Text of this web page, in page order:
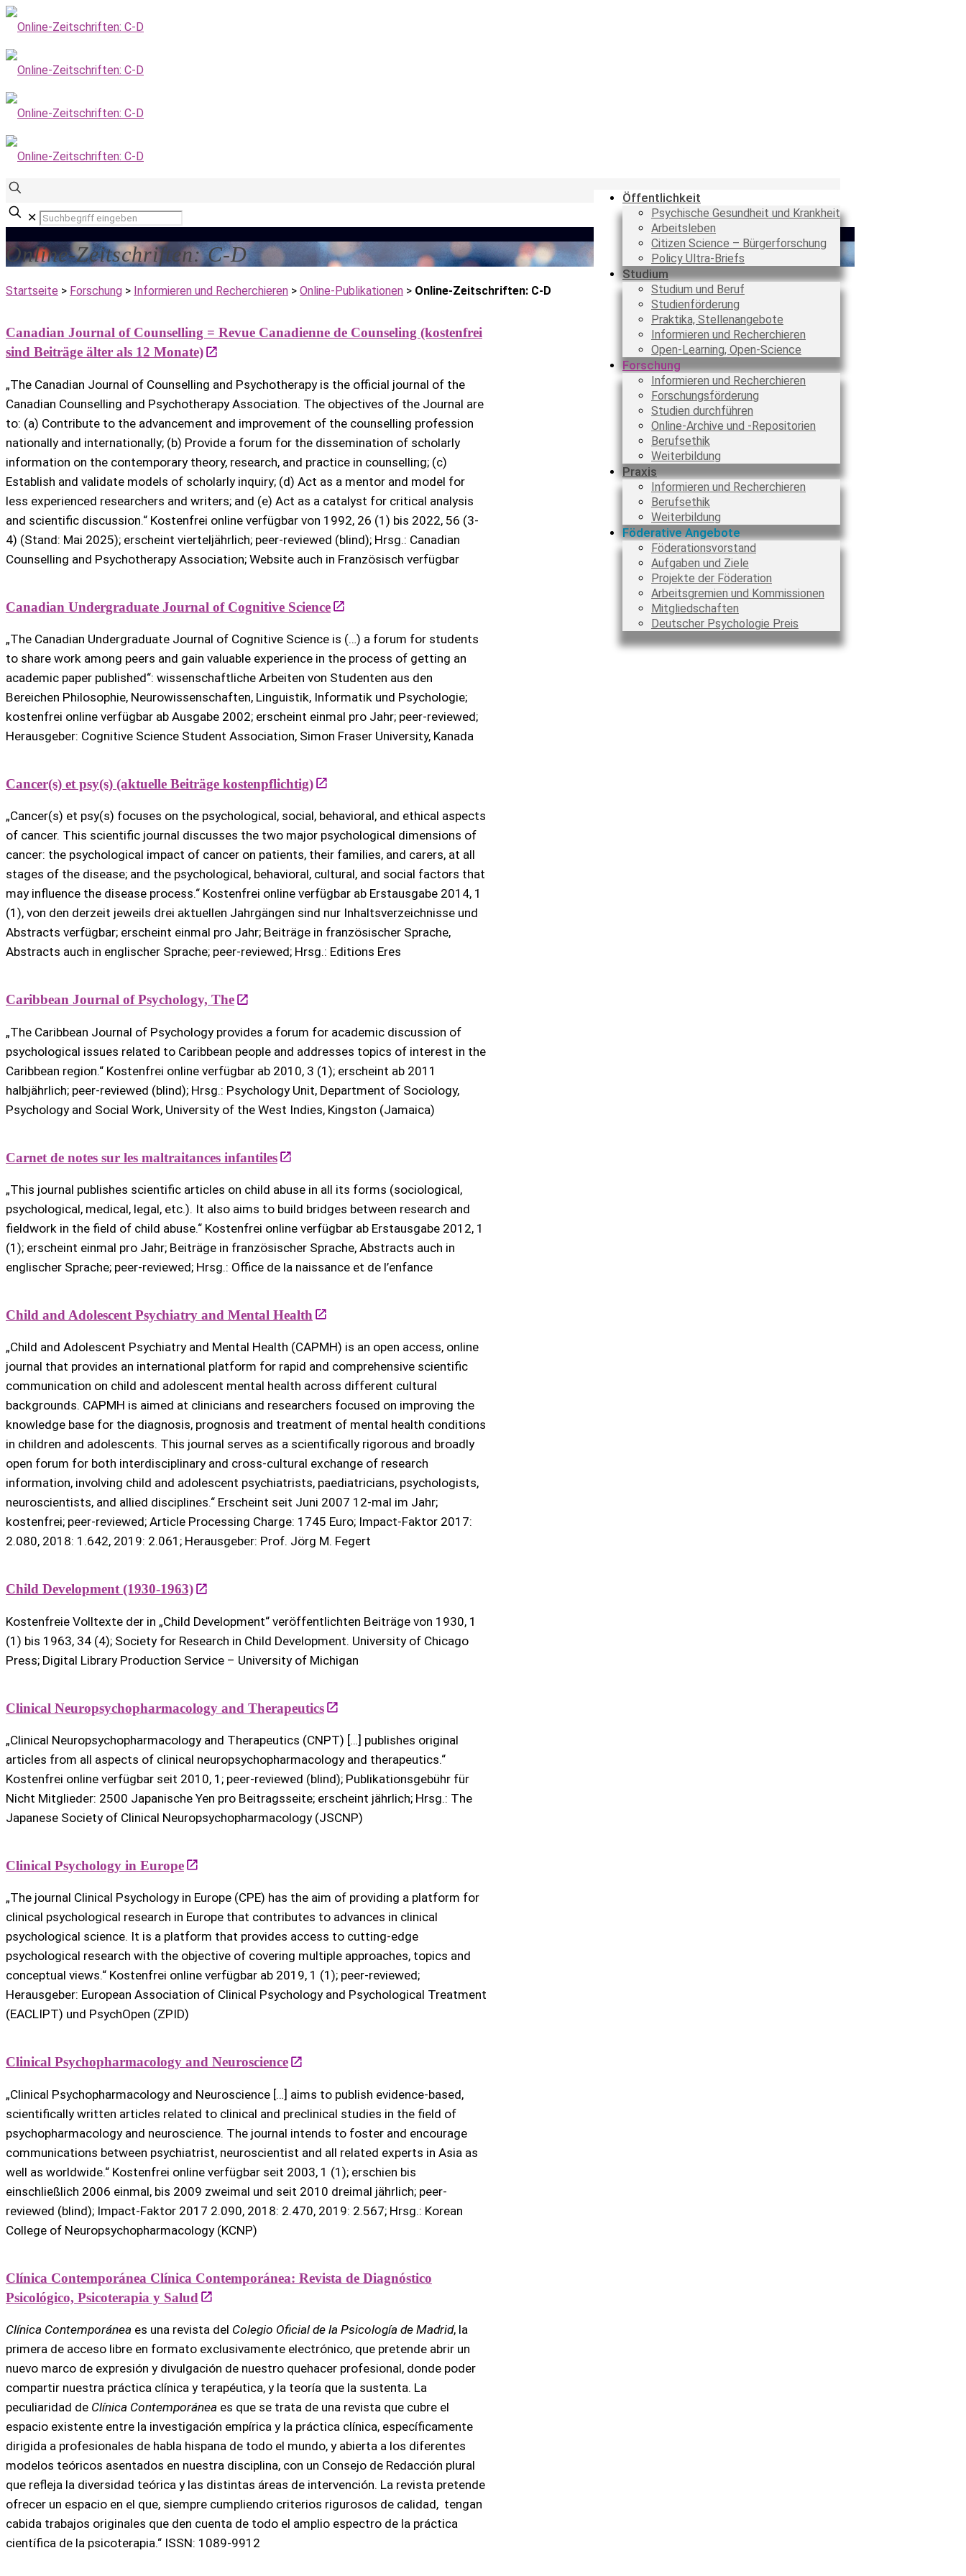
Öffentlichkeit
Psychische Gesundheit und Krankheit
Arbeitsleben
Citizen Science – Bürgerforschung
Policy Ultra-Briefs
Studium
Studium und Beruf
Studienförderung
Praktika, Stellenangebote
Informieren und Recherchieren
Open-Learning, Open-Science
Forschung
Informieren und Recherchieren
Forschungsförderung
Studien durchführen
Online-Archive und -Repositorien
Berufsethik
Weiterbildung
Praxis
Informieren und Recherchieren
Berufsethik
Weiterbildung
Föderative Angebote
Föderationsvorstand
Aufgaben und Ziele
Projekte der Föderation
Arbeitsgremien und Kommissionen
Mitgliedschaften
Deutscher Psychologie Preis
✕
Online-Zeitschriften: C-D
Startseite > Forschung > Informieren und Recherchieren > Online-Publikationen > Online-Zeitschriften: C-D
Canadian Journal of Counselling = Revue Canadienne de Counseling (kostenfrei
sind Beiträge älter als 12 Monate)
„The Canadian Journal of Counselling and Psychotherapy is the official journal of the
Canadian Counselling and Psychotherapy Association. The objectives of the Journal are
to: (a) Contribute to the advancement and improvement of the counselling profession
nationally and internationally; (b) Provide a forum for the dissemination of scholarly
information on the contemporary theory, research, and practice in counselling; (c)
Establish and validate models of scholarly inquiry; (d) Act as a mentor and model for
less experienced researchers and writers; and (e) Act as a catalyst for critical analysis
and scientific discussion.“ Kostenfrei online verfügbar von 1992, 26 (1) bis 2022, 56 (3-
4) (Stand: Mai 2025); erscheint vierteljährlich; peer-reviewed (blind); Hrsg.: Canadian
Counselling and Psychotherapy Association; Website auch in Französisch verfügbar
Canadian Undergraduate Journal of Cognitive Science
„The Canadian Undergraduate Journal of Cognitive Science is (…) a forum for students
to share work among peers and gain valuable experience in the process of getting an
academic paper published“: wissenschaftliche Arbeiten von Studenten aus den
Bereichen Philosophie, Neurowissenschaften, Linguistik, Informatik und Psychologie;
kostenfrei online verfügbar ab Ausgabe 2002; erscheint einmal pro Jahr; peer-reviewed;
Herausgeber: Cognitive Science Student Association, Simon Fraser University, Kanada
Cancer(s) et psy(s) (aktuelle Beiträge kostenpflichtig)
„Cancer(s) et psy(s) focuses on the psychological, social, behavioral, and ethical aspects
of cancer. This scientific journal discusses the two major psychological dimensions of
cancer: the psychological impact of cancer on patients, their families, and carers, at all
stages of the disease; and the psychological, behavioral, cultural, and social factors that
may influence the disease process.“ Kostenfrei online verfügbar ab Erstausgabe 2014, 1
(1), von den derzeit jeweils drei aktuellen Jahrgängen sind nur Inhaltsverzeichnisse und
Abstracts verfügbar; erscheint einmal pro Jahr; Beiträge in französischer Sprache,
Abstracts auch in englischer Sprache; peer-reviewed; Hrsg.: Editions Eres
Caribbean Journal of Psychology, The
„The Caribbean Journal of Psychology provides a forum for academic discussion of
psychological issues related to Caribbean people and addresses topics of interest in the
Caribbean region.“ Kostenfrei online verfügbar ab 2010, 3 (1); erscheint ab 2011
halbjährlich; peer-reviewed (blind); Hrsg.: Psychology Unit, Department of Sociology,
Psychology and Social Work, University of the West Indies, Kingston (Jamaica)
Carnet de notes sur les maltraitances infantiles
„This journal publishes scientific articles on child abuse in all its forms (sociological,
psychological, medical, legal, etc.). It also aims to build bridges between research and
fieldwork in the field of child abuse.“ Kostenfrei online verfügbar ab Erstausgabe 2012, 1
(1); erscheint einmal pro Jahr; Beiträge in französischer Sprache, Abstracts auch in
englischer Sprache; peer-reviewed; Hrsg.: Office de la naissance et de l’enfance
Child and Adolescent Psychiatry and Mental Health
„Child and Adolescent Psychiatry and Mental Health (CAPMH) is an open access, online
journal that provides an international platform for rapid and comprehensive scientific
communication on child and adolescent mental health across different cultural
backgrounds. CAPMH is aimed at clinicians and researchers focused on improving the
knowledge base for the diagnosis, prognosis and treatment of mental health conditions
in children and adolescents. This journal serves as a scientifically rigorous and broadly
open forum for both interdisciplinary and cross-cultural exchange of research
information, involving child and adolescent psychiatrists, paediatricians, psychologists,
neuroscientists, and allied disciplines.“ Erscheint seit Juni 2007 12-mal im Jahr;
kostenfrei; peer-reviewed; Article Processing Charge: 1745 Euro; Impact-Faktor 2017:
2.080, 2018: 1.642, 2019: 2.061; Herausgeber: Prof. Jörg M. Fegert
Child Development (1930-1963)
Kostenfreie Volltexte der in „Child Development“ veröffentlichten Beiträge von 1930, 1
(1) bis 1963, 34 (4); Society for Research in Child Development. University of Chicago
Press; Digital Library Production Service – University of Michigan
Clinical Neuropsychopharmacology and Therapeutics
„Clinical Neuropsychopharmacology and Therapeutics (CNPT) […] publishes original
articles from all aspects of clinical neuropsychopharmacology and therapeutics.“
Kostenfrei online verfügbar seit 2010, 1; peer-reviewed (blind); Publikationsgebühr für
Nicht Mitglieder: 2500 Japanische Yen pro Beitragsseite; erscheint jährlich; Hrsg.: The
Japanese Society of Clinical Neuropsychopharmacology (JSCNP)
Clinical Psychology in Europe
„The journal Clinical Psychology in Europe (CPE) has the aim of providing a platform for
clinical psychological research in Europe that contributes to advances in clinical
psychological science. It is a platform that provides access to cutting-edge
psychological research with the objective of covering multiple approaches, topics and
conceptual views.“ Kostenfrei online verfügbar ab 2019, 1 (1); peer-reviewed;
Herausgeber: European Association of Clinical Psychology and Psychological Treatment
(EACLIPT) und PsychOpen (ZPID)
Clinical Psychopharmacology and Neuroscience
„Clinical Psychopharmacology and Neuroscience […] aims to publish evidence-based,
scientifically written articles related to clinical and preclinical studies in the field of
psychopharmacology and neuroscience. The journal intends to foster and encourage
communications between psychiatrist, neuroscientist and all related experts in Asia as
well as worldwide.“ Kostenfrei online verfügbar seit 2003, 1 (1); erschien bis
einschließlich 2006 einmal, bis 2009 zweimal und seit 2010 dreimal jährlich; peer-
reviewed (blind); Impact-Faktor 2017 2.090, 2018: 2.470, 2019: 2.567; Hrsg.: Korean
College of Neuropsychopharmacology (KCNP)
Clínica Contemporánea Clínica Contemporánea: Revista de Diagnóstico
Psicológico, Psicoterapia y Salud
Clínica Contemporánea es una revista del Colegio Oficial de la Psicología de Madrid, la
primera de acceso libre en formato exclusivamente electrónico, que pretende abrir un
nuevo marco de expresión y divulgación de nuestro quehacer profesional, donde poder
compartir nuestra práctica clínica y terapéutica, y la teoría que la sustenta. La
peculiaridad de Clínica Contemporánea es que se trata de una revista que cubre el
espacio existente entre la investigación empírica y la práctica clínica, específicamente
dirigida a profesionales de habla hispana de todo el mundo, y abierta a los diferentes
modelos teóricos asentados en nuestra disciplina, con un Consejo de Redacción plural
que refleja la diversidad teórica y las distintas áreas de intervención. La revista pretende
ofrecer un espacio en el que, siempre cumpliendo criterios rigurosos de calidad, tengan
cabida trabajos originales que den cuenta de todo el amplio espectro de la práctica
científica de la psicoterapia.“ ISSN: 1089-9912